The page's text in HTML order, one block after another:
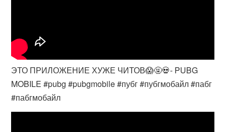
ЭТО ПРИЛОЖЕНИЕ ХУЖЕ ЧИТОВ😱🤬💀- PUBG
MOBILE #pubg #pubgmobile #пубг #пубгмобайл #пабг
#пабгмобайл